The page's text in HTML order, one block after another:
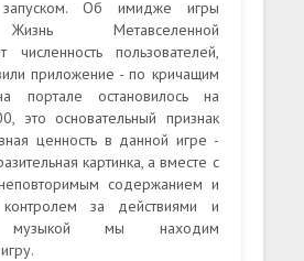
Об имидже игры
Метавселенной
численность пользователей,
приложение - по кричащим
портале остановилось на
это основательный признак
ценность в данной игре -
картинка, а вместе с
содержанием и
контролем за действиями и
музыкой мы находим